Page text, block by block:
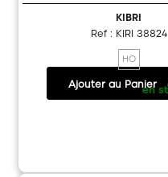
KIBRI
Ref : KIRI 38824
HO
40.90 € /en
Ajouter au Panier